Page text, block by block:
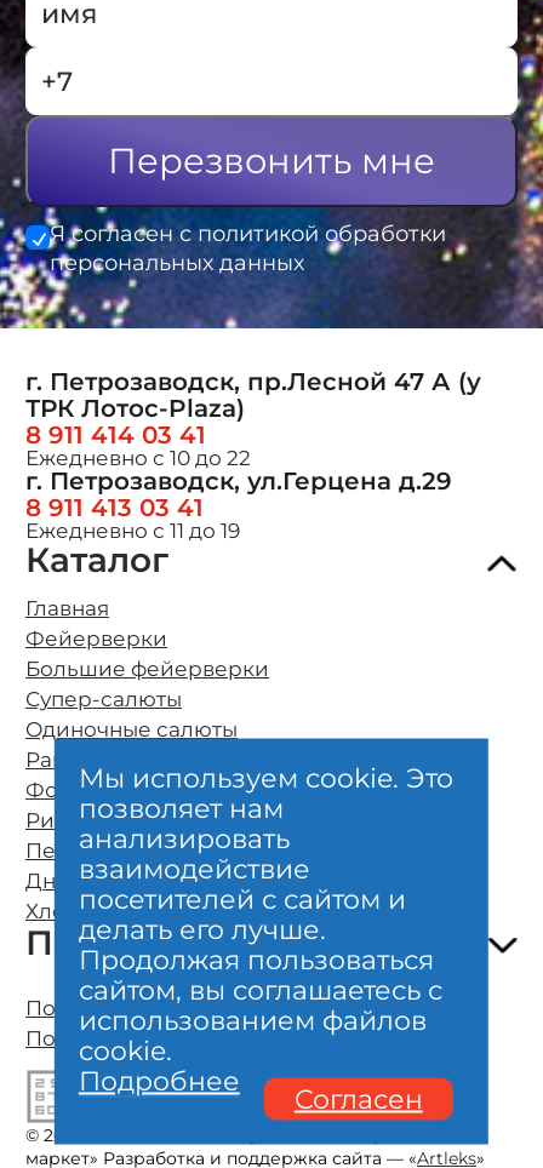
Перезвонить мне
Я согласен с политикой обработки
персональных данных
г. Петрозаводск, пр.Лесной 47 А (у
ТРК Лотос-Plaza)
8 911 414 03 41
Ежедневно с 10 до 22
г. Петрозаводск, ул.Герцена д.29
8 911 413 03 41
Ежедневно с 11 до 19
Каталог
Главная
Фейерверки
Большие фейерверки
Супер-салюты
Одиночные салюты
Ракеты
Фонтаны
Римские свечи
Петарды
Дневные фейерверки
Хлопушки и бенгальские свечи
Покупателям
О компании
Оплата и бесплатная доставка
Возврат и обмен
Безопасность
Гарантии качества
Отзывы клиентов
Полезно знать о фейерверках
Организация фейерверк шоу
Личный кабинет, карта
Акции, новости, сертификаты
Контакты
Политика конфиденциальности
Пользовательское соглашение
© 2005—2025 Магазин пиротехники «Праздник-
маркет» Разработка и поддержка сайта — «Artleks»
Мы используем cookie. Это
позволяет нам
анализировать
взаимодействие
посетителей с сайтом и
делать его лучше.
Продолжая пользоваться
сайтом, вы соглашаетесь с
использованием файлов
cookie.
Подробнее
Согласен